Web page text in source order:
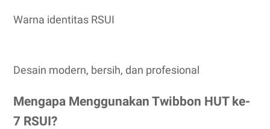
Warna identitas RSUI
Desain modern, bersih, dan profesional
Mengapa Menggunakan Twibbon HUT ke-
7 RSUI?